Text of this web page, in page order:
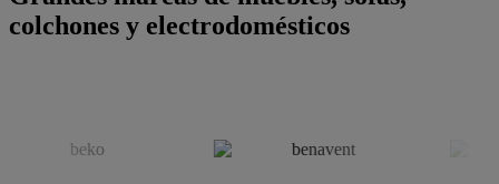
colchones y electrodomésticos